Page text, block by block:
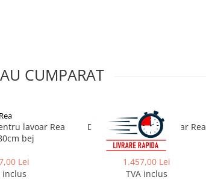
CUMPARAT
Rea
lavoar Rea
bej
Lei
inclus
Rea
Dulap baie pentru lavoar Rea
Core 80cm alb
1.457,00 Lei
TVA inclus